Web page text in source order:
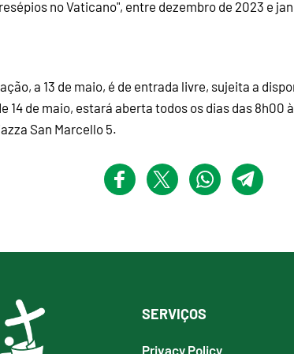
no Vaticano", entre dezembro de 2023 e
a 13 de maio, é de entrada livre, sujeita a
14 de maio, estará aberta todos os dias das 8h00
San Marcello 5.
SERVIÇOS
Privacy Policy